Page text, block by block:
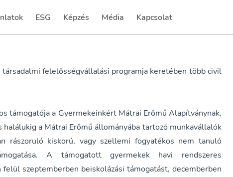
ESG
(current)Képzés Média
(current) Kapcsolat
(current)
felelősségvállalási programja keretében több civil
támogatója a Gyermekeinkért Mátrai Erőmű Alapítványnak,
a Mátrai Erőmű állományába tartozó munkavállalók
rászoruló kiskorú, vagy szellemi fogyatékos nem tanuló
A támogatott gyermekek havi rendszeres
felül szeptemberben beiskolázási támogatást, decemberben